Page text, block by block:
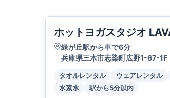
ホットヨガスタジオ
緑が丘駅から車で6分
兵庫県三木市志染町広野1-67-1F
タオルレンタル ウェアレンタル
水素水
駅から5分以内